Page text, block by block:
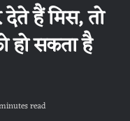
हैं मिस, तो
हो सकता है
read